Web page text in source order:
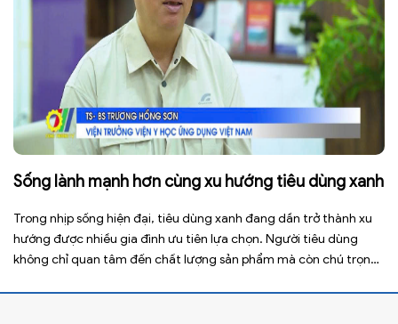
Sống lành mạnh hơn cùng xu hướng tiêu dùng xanh
Trong nhịp sống hiện đại, tiêu dùng xanh đang dần trở thành xu
hướng được nhiều gia đình ưu tiên lựa chọn. Người tiêu dùng
không chỉ quan tâm đến chất lượng sản phẩm mà còn chú trọng